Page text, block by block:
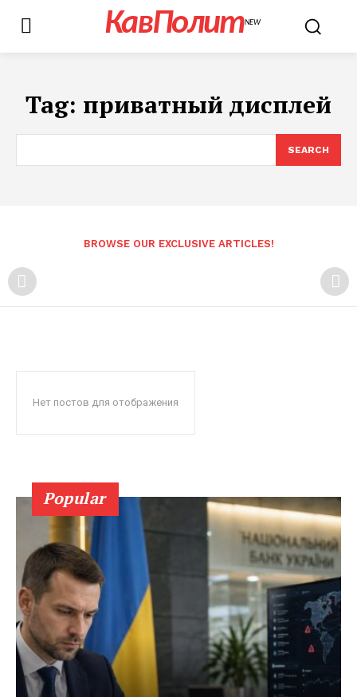
КавПолитNEW
Tag: приватный дисплей
SEARCH
BROWSE OUR EXCLUSIVE ARTICLES!
Нет постов для отображения
Popular